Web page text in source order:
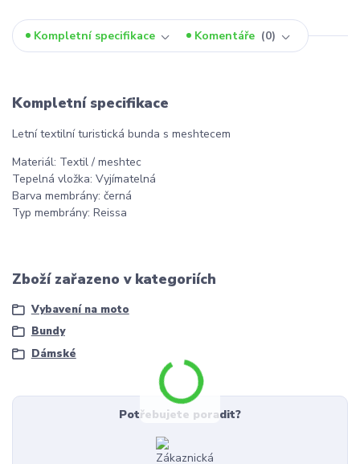
Kompletní specifikace Komentáře 0
Kompletní specifikace
Letní textilní turistická bunda s meshtecem
Materiál: Textil / meshtec
Tepelná vložka: Vyjímatelná
Barva membrány: černá
Typ membrány: Reissa
Zboží zařazeno v kategoriích
Vybavení na moto
Bundy
Dámské
Potřebujete poradit?